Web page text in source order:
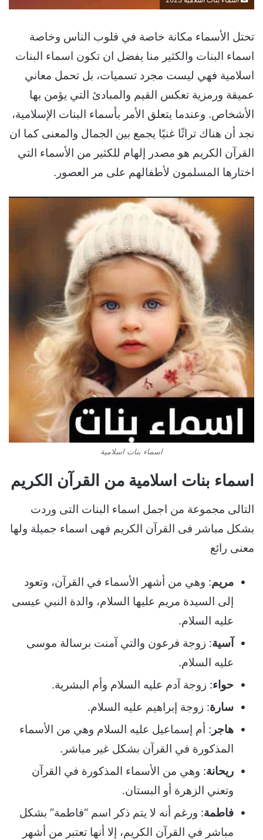
تحتل الأسماء مكانة خاصة في قلوب الناس وخاصة
اسماء البنات والكثير منا يفضل ان تكون اسماء البنات
اسلامية فهي ليست مجرد تسميات، بل تحمل معاني
عميقة ورمزية تعكس القيم والمبادئ التي يؤمن بها
الأشخاص. وعندما يتعلق الأمر بأسماء البنات الإسلامية،
نجد أن هناك تراثًا غنيًا يجمع بين الجمال والمعنى كما ان
القرآن الكريم هو مصدر إلهام للكثير من الأسماء التي
اختارها المسلمون لأطفالهم على مر العصور.
اسماء بنات اسلامية
اسماء بنات اسلامية من القرآن الكريم
التالى مجموعة من اجمل اسماء البنات التى وردت
بشكل مباشر فى القرآن الكريم فهى اسماء جميلة ولها
معنى رائع
مريم: وهي من أشهر الأسماء في القرآن، وتعود
إلى السيدة مريم عليها السلام، والدة النبي عيسى
عليه السلام.
آسية: زوجة فرعون والتي آمنت برسالة موسى
عليه السلام.
حواء: زوجة آدم عليه السلام وأم البشرية.
سارة: زوجة إبراهيم عليه السلام.
هاجر : أم إسماعيل عليه السلام وهي من الأسماء
المذكورة في القرآن بشكل غير مباشر.
ريحانة: وهي من الأسماء المذكورة في القرآن
وتعني الزهرة أو البستان.
فاطمة: ورغم أنه لا يتم ذكر اسم “فاطمة” بشكل
مباشر في القرآن الكريم، إلا أنها تعتبر من أشهر